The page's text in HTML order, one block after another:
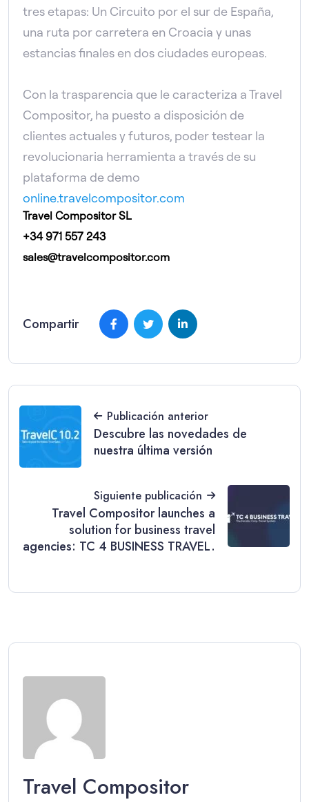
tres etapas: Un Circuito por el sur de España,
una ruta por carretera en Croacia y unas
estancias finales en dos ciudades europeas.
Con la trasparencia que le caracteriza a Travel
Compositor, ha puesto a disposición de
clientes actuales y futuros, poder testear la
revolucionaria herramienta a través de su
plataforma de demo
online.travelcompositor.com
Travel Compositor SL
+34 971 557 243
sales@travelcompositor.com
Compartir
Publicación anterior
Descubre las novedades de
nuestra última versión
Siguiente publicación
Travel Compositor launches a
solution for business travel
agencies: TC 4 BUSINESS TRAVEL.
Travel Compositor